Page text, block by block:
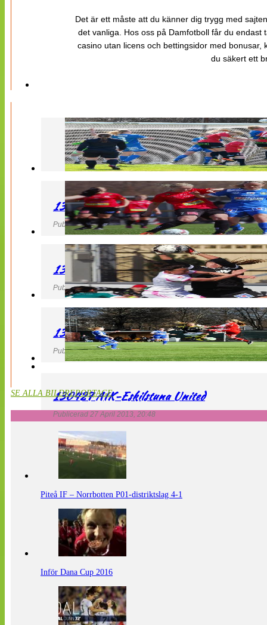
Det är ett måste att du känner dig trygg med
det vanliga. Hos oss på Damfotboll får du
casino utan licens och bettingsidor med
du säkert ett
130427 LB 07 – QBIK
Publicerad 27 April 2013, 22:40
130427 IF Limhamn Bunkeflo – QBIK
Publicerad 27 April 2013, 21:10
130427 LdB FC Malmö – Mallbackens IF
Publicerad 27 April 2013, 20:54
130427 AIK-Eskilstuna United
Publicerad 27 April 2013, 20:48
SE ALLA BILDREPORTAGE
Piteå IF – Norrbotten P01-distriktslag 4-1
Inför Dana Cup 2016